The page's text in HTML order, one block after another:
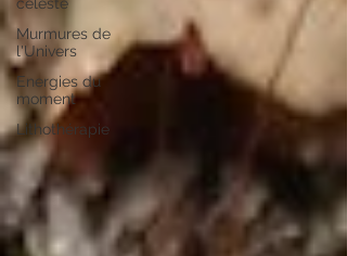
Murmures de
l'Univers
Energies du
moment
Lithothérapie